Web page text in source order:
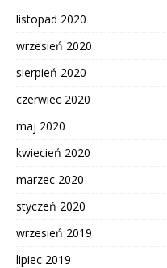
listopad 2020
wrzesień 2020
sierpień 2020
czerwiec 2020
maj 2020
kwiecień 2020
marzec 2020
styczeń 2020
wrzesień 2019
lipiec 2019